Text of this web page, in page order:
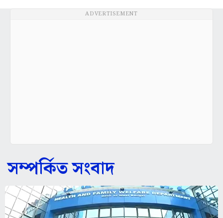
ADVERTISEMENT
সম্পর্কিত সংবাদ